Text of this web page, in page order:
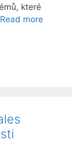
které
Read more